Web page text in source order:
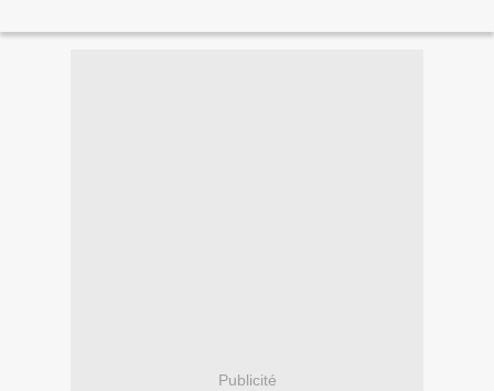
Publicité